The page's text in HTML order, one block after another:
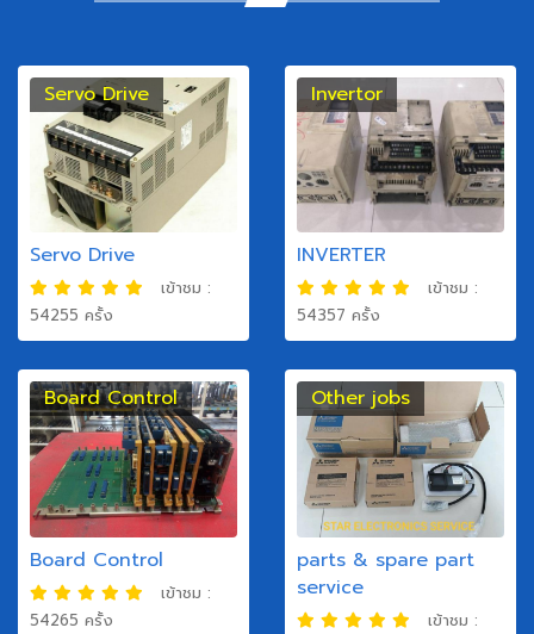
Servo Drive
Servo Drive
เข้าชม :
54255 ครั้ง
Invertor
INVERTER
เข้าชม :
54357 ครั้ง
Board Control
Board Control
เข้าชม :
54265 ครั้ง
Other jobs
parts & spare part
service
เข้าชม :